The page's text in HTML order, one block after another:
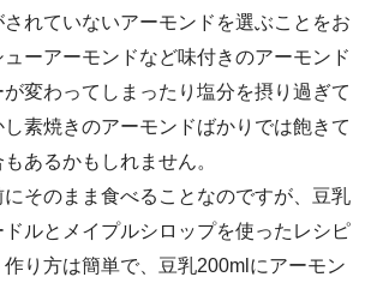
れていないアーモンドを選ぶことをお
ーアーモンドなど味付きのアーモンド
変わってしまったり塩分を摂り過ぎて
素焼きのアーモンドばかりでは飽きて
あるかもしれません。
そのまま食べることなのですが、豆乳
ルとメイプルシロップを使ったレシピ
り方は簡単で、豆乳200mlにアーモン